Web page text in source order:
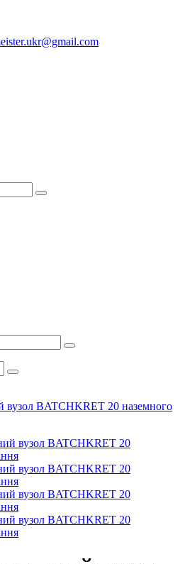
вузол BATCHKRET 20 наземного